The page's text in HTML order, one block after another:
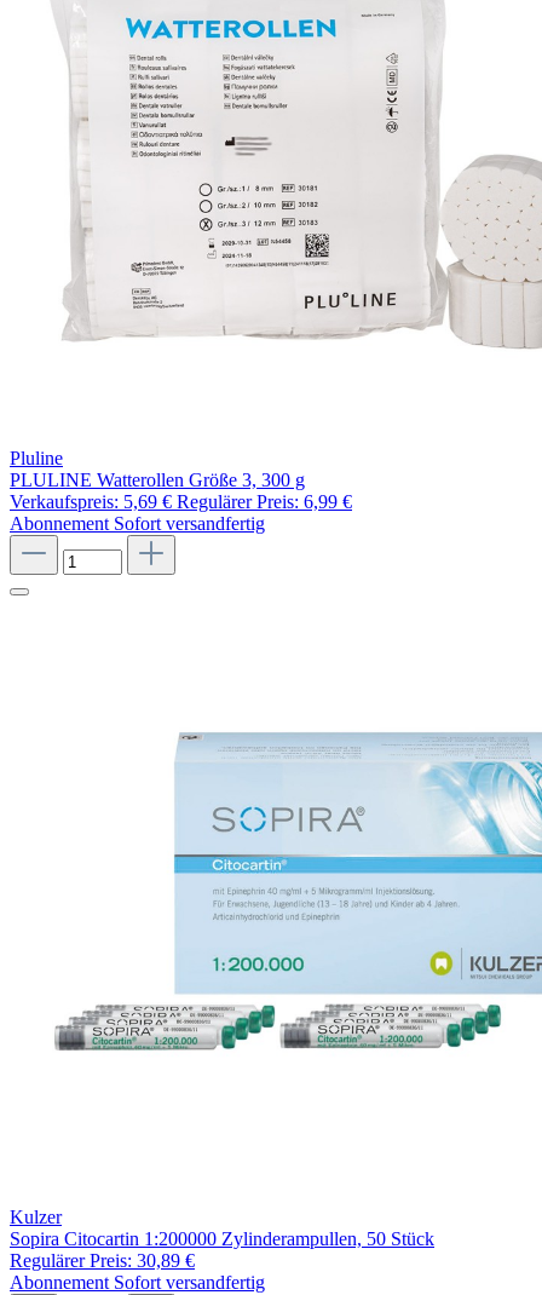
Pluline
PLULINE Watterollen Größe 3, 300 g
Verkaufspreis: 5,69 € Regulärer Preis: 6,99 €
Abonnement Sofort versandfertig
Kulzer
Sopira Citocartin 1:200000 Zylinderampullen, 50 Stück
Regulärer Preis: 30,89 €
Abonnement Sofort versandfertig